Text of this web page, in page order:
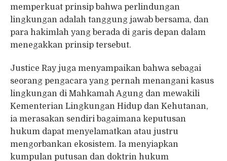
memperkuat prinsip bahwa perlindungan
lingkungan adalah tanggung jawab bersama, dan
para hakimlah yang berada di garis depan dalam
menegakkan prinsip tersebut.
Justice Ray juga menyampaikan bahwa sebagai
seorang pengacara yang pernah menangani kasus
lingkungan di Mahkamah Agung dan mewakili
Kementerian Lingkungan Hidup dan Kehutanan,
ia merasakan sendiri bagaimana keputusan
hukum dapat menyelamatkan atau justru
mengorbankan ekosistem. Ia menyiapkan
kumpulan putusan dan doktrin hukum